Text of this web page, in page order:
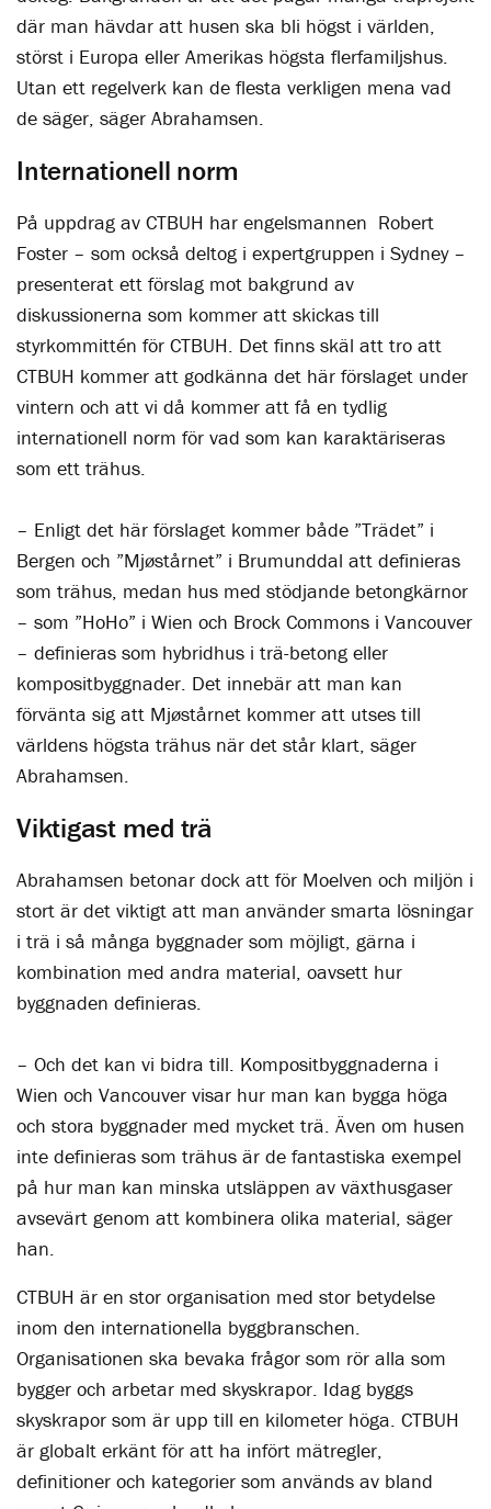
där man hävdar att husen ska bli högst i världen,
störst i Europa eller Amerikas högsta flerfamiljshus.
Utan ett regelverk kan de flesta verkligen mena vad
de säger, säger Abrahamsen.
Internationell norm
På uppdrag av CTBUH har engelsmannen Robert
Foster – som också deltog i expertgruppen i Sydney –
presenterat ett förslag mot bakgrund av
diskussionerna som kommer att skickas till
styrkommittén för CTBUH. Det finns skäl att tro att
CTBUH kommer att godkänna det här förslaget under
vintern och att vi då kommer att få en tydlig
internationell norm för vad som kan karaktäriseras
som ett trähus.
– Enligt det här förslaget kommer både ”Trädet” i
Bergen och ”Mjøstårnet” i Brumunddal att definieras
som trähus, medan hus med stödjande betongkärnor
– som ”HoHo” i Wien och Brock Commons i Vancouver
– definieras som hybridhus i trä-betong eller
kompositbyggnader. Det innebär att man kan
förvänta sig att Mjøstårnet kommer att utses till
världens högsta trähus när det står klart, säger
Abrahamsen.
Viktigast med trä
Abrahamsen betonar dock att för Moelven och miljön i
stort är det viktigt att man använder smarta lösningar
i trä i så många byggnader som möjligt, gärna i
kombination med andra material, oavsett hur
byggnaden definieras.
– Och det kan vi bidra till. Kompositbyggnaderna i
Wien och Vancouver visar hur man kan bygga höga
och stora byggnader med mycket trä. Även om husen
inte definieras som trähus är de fantastiska exempel
på hur man kan minska utsläppen av växthusgaser
avsevärt genom att kombinera olika material, säger
han.
CTBUH är en stor organisation med stor betydelse
inom den internationella byggbranschen.
Organisationen ska bevaka frågor som rör alla som
bygger och arbetar med skyskrapor. Idag byggs
skyskrapor som är upp till en kilometer höga. CTBUH
är globalt erkänt för att ha infört mätregler,
definitioner och kategorier som används av bland